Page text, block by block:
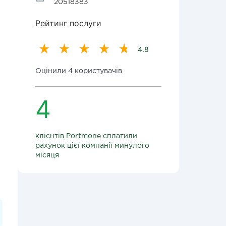
20518383
Рейтинг послуги
4.8
Оцінили 4 користувачів
4
клієнтів Portmone сплатили
рахунок цієї компанії минулого
місяця